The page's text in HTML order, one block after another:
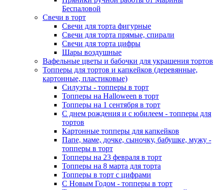
Беспаловой
Свечи в торт
Свечи для торта фигурные
Свечи для торта прямые, спирали
Свечи для торта цифры
Шары воздушные
Вафельные цветы и бабочки для украшения тортов
Топперы для тортов и капкейков (деревянные,
картонные, пластиковые)
Силуэты - топперы в торт
Топперы на Halloween в торт
Топперы на 1 сентября в торт
С днем рождения и с юбилеем - топперы для
тортов
Картонные топперы для капкейков
Папе, маме, дочке, сыночку, бабушке, мужу -
топперы в торт
Топперы на 23 февраля в торт
Топперы на 8 марта для торта
Топперы в торт с цифрами
С Новым Годом - топперы в торт